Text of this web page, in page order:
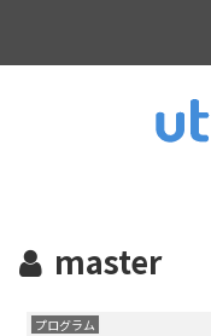
master
プログラム